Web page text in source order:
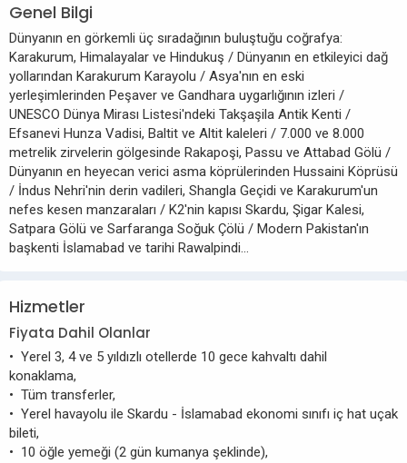
Genel Bilgi
Dünyanın en görkemli üç sıradağının buluştuğu coğrafya:
Karakurum, Himalayalar ve Hindukuş / Dünyanın en etkileyici dağ
yollarından Karakurum Karayolu / Asya'nın en eski
yerleşimlerinden Peşaver ve Gandhara uygarlığının izleri /
UNESCO Dünya Mirası Listesi'ndeki Takşaşila Antik Kenti /
Efsanevi Hunza Vadisi, Baltit ve Altit kaleleri / 7.000 ve 8.000
metrelik zirvelerin gölgesinde Rakapoşi, Passu ve Attabad Gölü /
Dünyanın en heyecan verici asma köprülerinden Hussaini Köprüsü
/ İndus Nehri'nin derin vadileri, Shangla Geçidi ve Karakurum'un
nefes kesen manzaraları / K2'nin kapısı Skardu, Şigar Kalesi,
Satpara Gölü ve Sarfaranga Soğuk Çölü / Modern Pakistan'ın
başkenti İslamabad ve tarihi Rawalpindi…
Hizmetler
Fiyata Dahil Olanlar
• Yerel 3, 4 ve 5 yıldızlı otellerde 10 gece kahvaltı dahil
konaklama,
• Tüm transferler,
• Yerel havayolu ile Skardu - İslamabad ekonomi sınıfı iç hat uçak
bileti,
• 10 öğle yemeği (2 gün kumanya şeklinde),